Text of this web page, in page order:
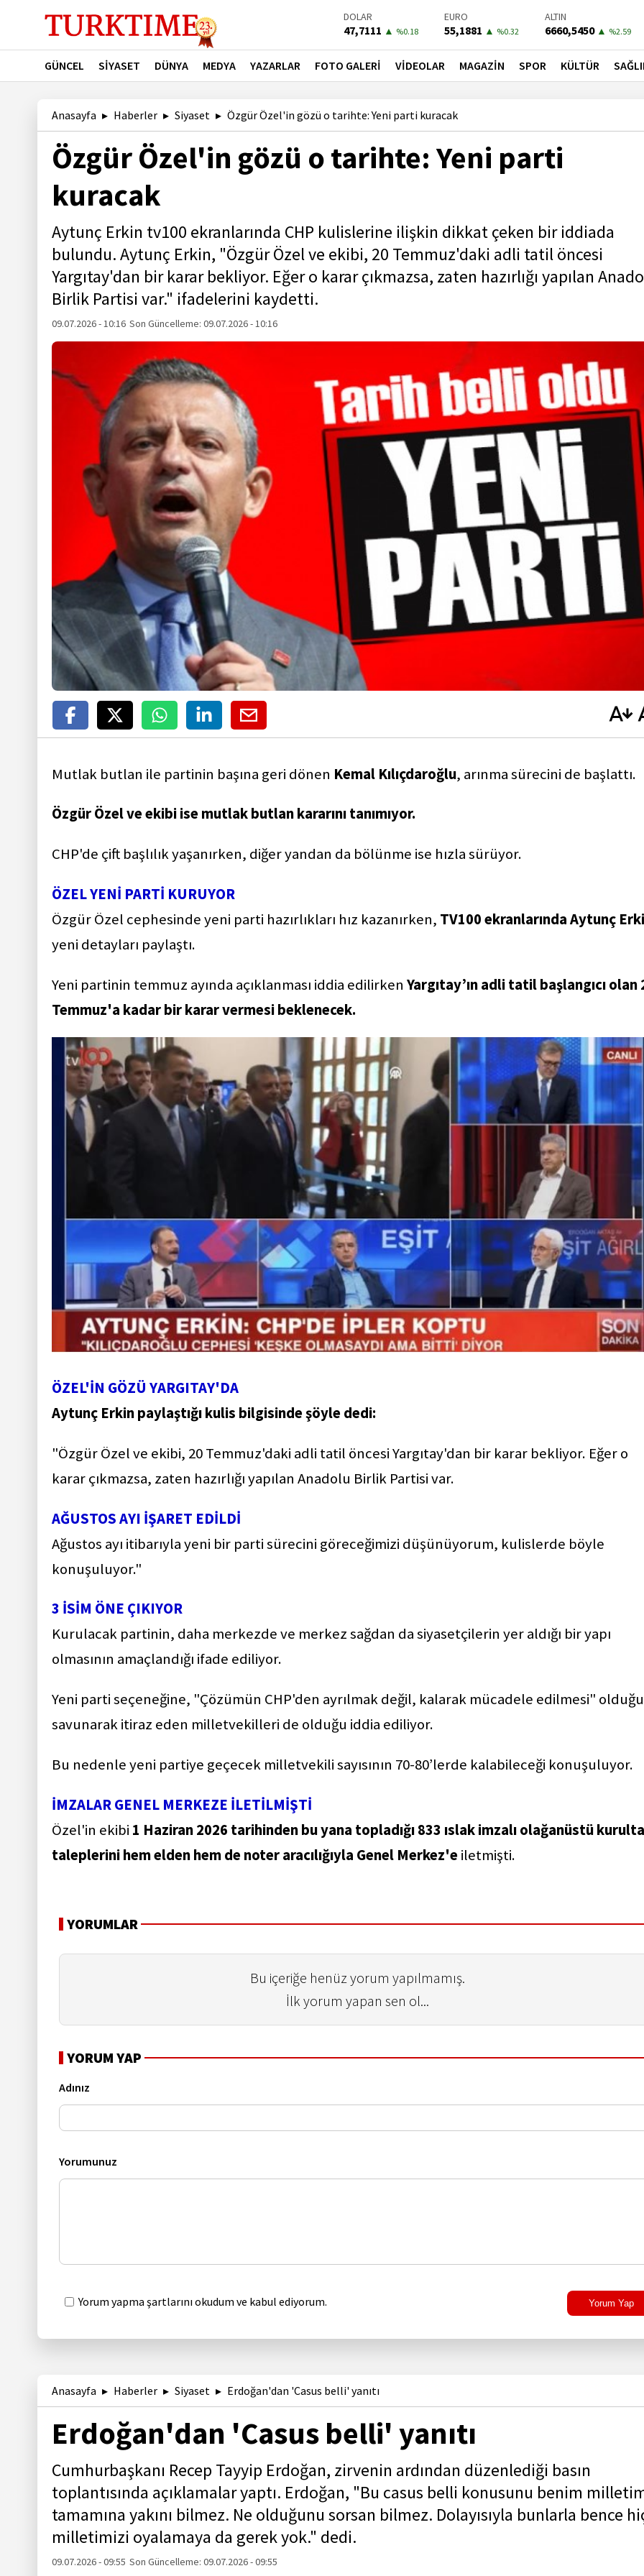
DOLAR
47,7111 ▲ %0.18
EURO
55,1881 ▲ %0.32
ALTIN
6660,5450 ▲ %2.59
BIST-100
13779,39 ▼ %-0.14
PETROL
81,4900▼ %-1.56
BONO
41,3000 ▼ %-0.55
GÜNCEL SİYASET DÜNYA MEDYA YAZARLAR FOTO GALERİ VİDEOLAR MAGAZİN SPOR KÜLTÜR
Anasayfa Haberler Siyaset Özgür Özel'in gözü o tarihte: Yeni parti kuracak
Özgür Özel'in gözü o tarihte: Yeni parti
kuracak
Aytunç Erkin tv100 ekranlarında CHP kulislerine ilişkin dikkat çeken bir iddiada
bulundu. Aytunç Erkin, "Özgür Özel ve ekibi, 20 Temmuz'daki adli tatil öncesi
Yargıtay'dan bir karar bekliyor. Eğer o karar çıkmazsa, zaten hazırlığı yapılan
Birlik Partisi var." ifadelerini kaydetti.
09.07.2026 - 10:16 Son Güncelleme:09.07.2026 - 10:16
Mutlak butlan ile partinin başına geri dönen Kemal Kılıçdaroğlu, arınma sürecini de başlattı.
Özgür Özel ve ekibi ise mutlak butlan kararını tanımıyor.
CHP'de çift başlılık yaşanırken, diğer yandan da bölünme ise hızla sürüyor.
ÖZEL YENİ PARTİ KURUYOR
Özgür Özel cephesinde yeni parti hazırlıkları hız kazanırken, TV100 ekranlarında Aytunç
yeni detayları paylaştı.
Yeni partinin temmuz ayında açıklanması iddia edilirken Yargıtay’ın adli tatil başlangıcı olan
Temmuz'a kadar bir karar vermesi beklenecek.
ÖZEL'İN GÖZÜ YARGITAY'DA
Aytunç Erkin paylaştığı kulis bilgisinde şöyle dedi:
"Özgür Özel ve ekibi, 20 Temmuz'daki adli tatil öncesi Yargıtay'dan bir karar bekliyor. Eğer o
karar çıkmazsa, zaten hazırlığı yapılan Anadolu Birlik Partisi var.
AĞUSTOS AYI İŞARET EDİLDİ
Ağustos ayı itibarıyla yeni bir parti sürecini göreceğimizi düşünüyorum, kulislerde böyle
konuşuluyor."
3 İSİM ÖNE ÇIKIYOR
Kurulacak partinin, daha merkezde ve merkez sağdan da siyasetçilerin yer aldığı bir yapı
olmasının amaçlandığı ifade ediliyor.
Yeni parti seçeneğine, "Çözümün CHP'den ayrılmak değil, kalarak mücadele edilmesi"
savunarak itiraz eden milletvekilleri de olduğu iddia ediliyor.
Bu nedenle yeni partiye geçecek milletvekili sayısının 70-80’lerde kalabileceği konuşuluyor.
İMZALAR GENEL MERKEZE İLETİLMİŞTİ
Özel'in ekibi 1 Haziran 2026 tarihinden bu yana topladığı 833 ıslak imzalı olağanüstü
taleplerini hem elden hem de noter aracılığıyla Genel Merkez'eiletmişti.
YORUMLAR
Bu içeriğe henüz yorum yapılmamış.
İlk yorum yapan sen ol...
YORUM YAP
Adınız
Yorumunuz
Yorum yapma şartlarını okudum ve kabul ediyorum. Yorum Yap
Anasayfa Haberler Siyaset Erdoğan'dan 'Casus belli' yanıtı
Erdoğan'dan 'Casus belli' yanıtı
Cumhurbaşkanı Recep Tayyip Erdoğan, zirvenin ardından düzenlediği basın
toplantısında açıklamalar yaptı. Erdoğan, "Bu casus belli konusunu benim
tamamına yakını bilmez. Ne olduğunu sorsan bilmez. Dolayısıyla bunlarla bence
milletimizi oyalamaya da gerek yok." dedi.
09.07.2026 - 09:55 Son Güncelleme:09.07.2026 - 09:55